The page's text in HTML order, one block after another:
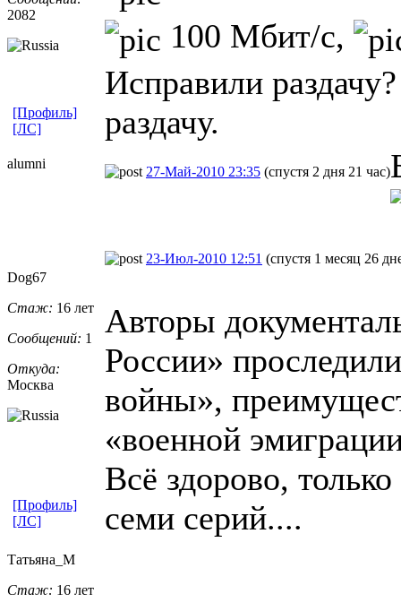
2082
100 Мбит/с,
Исправили
раздачу.
[Профиль]
[ЛС]
alumni
27-Май-2010 23:35 (спустя 2 дня 21 час)
Dog67
Стаж: 16 лет
Сообщений: 1
Откуда:
Москва
23-Июл-2010 12:51 (спустя 1 месяц 26
Авторы
России»
войны»,
«военной
Всё здорово,
семи серий....
[Профиль]
[ЛС]
Татьяна_М
Стаж: 16 лет